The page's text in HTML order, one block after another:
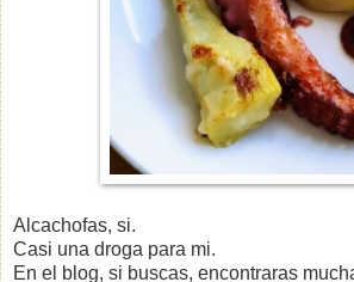
Alcachofas, si.
Casi una droga para mi.
En el blog, si buscas, encontraras